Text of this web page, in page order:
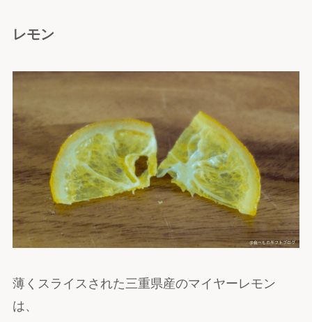
レモン
薄くスライスされた三重県産のマイヤーレモン
は、